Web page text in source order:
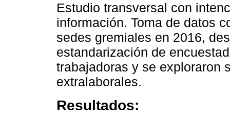
Estudio transversal con
información. Toma de datos
sedes gremiales en 2016,
estandarización de
trabajadoras y se exploraron
extralaborales.
Resultados: